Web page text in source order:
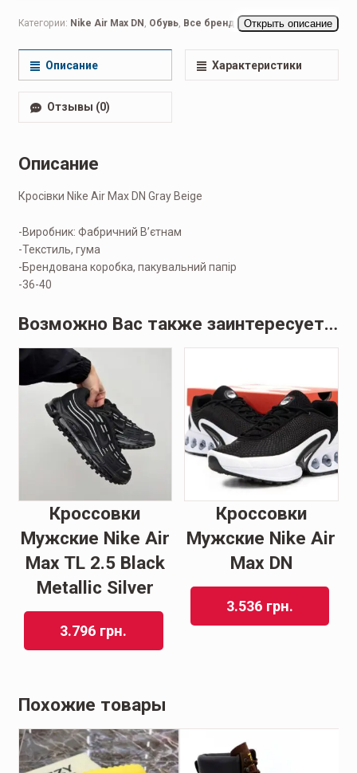
Категории: Nike Air Max DN Обувь, Все бренды ,Nike,Nike Air Max,
Повседневные мужские
Открыть описание
Описание Характеристики
Отзывы (0)
Описание
Кросівки Nike Air Max DN Gray Beige
-Виробник: Фабричний Вʼєтнам
-Текстиль, гума
-Брендована коробка, пакувальний папір
-36-40
Возможно Вас также заинтересует…
Кроссовки
Мужские Nike Air
Max TL 2.5 Black
Metallic Silver
3.796 грн.
Кроссовки
Мужские Nike Air
Max DN
3.536 грн.
Похожие товары